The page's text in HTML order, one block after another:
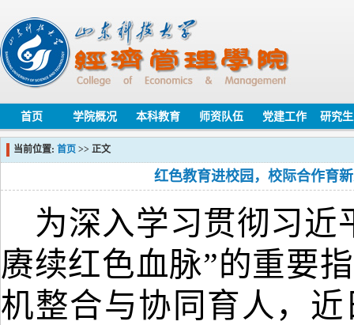
首页 学院概况 本科教育 师资队伍 党建工作 研究
当前位置: 首页 >> 正文
红色教育进校园，校际合作育
为深入学习贯彻习近
赓续红色血脉”的重要
机整合与协同育人，